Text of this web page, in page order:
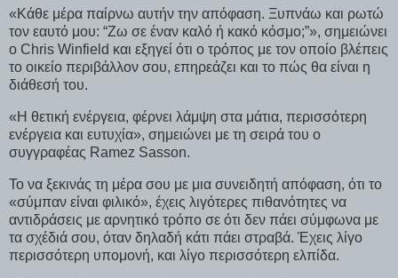
«Κάθε μέρα παίρνω αυτήν την απόφαση. Ξυπνάω και ρωτώ
τον εαυτό μου: “Ζω σε έναν καλό ή κακό κόσμο;”», σημειώνει
ο Chris Winfield και εξηγεί ότι ο τρόπος με τον οποίο βλέπεις
το οικείο περιβάλλον σου, επηρεάζει και το πώς θα είναι η
διάθεσή του.
«Η θετική ενέργεια, φέρνει λάμψη στα μάτια, περισσότερη
ενέργεια και ευτυχία», σημειώνει με τη σειρά του ο
συγγραφέας Ramez Sasson.
Το να ξεκινάς τη μέρα σου με μια συνειδητή απόφαση, ότι το
«σύμπαν είναι φιλικό», έχεις λιγότερες πιθανότητες να
αντιδράσεις με αρνητικό τρόπο σε ότι δεν πάει σύμφωνα με
τα σχέδιά σου, όταν δηλαδή κάτι πάει στραβά. Έχεις λίγο
περισσότερη υπομονή, και λίγο περισσότερη ελπίδα.